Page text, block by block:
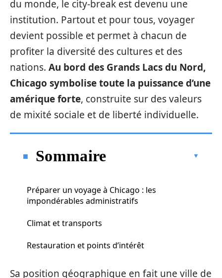
du monde, le city-break est devenu une
institution. Partout et pour tous, voyager
devient possible et permet à chacun de
profiter la diversité des cultures et des
nations. Au bord des Grands Lacs du Nord,
Chicago symbolise toute la puissance d’une
amérique forte, construite sur des valeurs
de mixité sociale et de liberté individuelle.
Sommaire
Préparer un voyage à Chicago : les
impondérables administratifs
Climat et transports
Restauration et points d’intérêt
Sa position géographique en fait une ville de